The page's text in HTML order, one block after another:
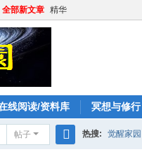
全部新文章 精华
线阅读/资料库 冥想与修行
帖子 热搜: 觉醒家园